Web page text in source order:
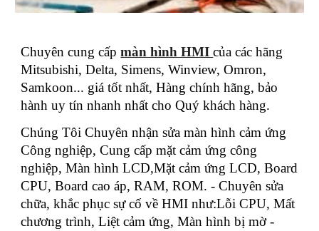
Chuyên cung cấpmàn hình HMIcủa các hãng
Mitsubishi, Delta, Simens, Winview, Omron,
Samkoon... giá tốt nhất, Hàng chính hãng, bảo
hành uy tín nhanh nhất cho Quý khách hàng.
Chúng Tôi Chuyên nhận sửa màn hình cảm ứng
Công nghiệp, Cung cấp mặt cảm ứng công
nghiệp, Màn hình LCD,Mặt cảm ứng LCD, Board
CPU, Board cao áp, RAM, ROM. - Chuyên sửa
chữa, khắc phục sự cố về HMI như:Lỗi CPU, Mất
chương trình, Liệt cảm ứng, Màn hình bị mờ -